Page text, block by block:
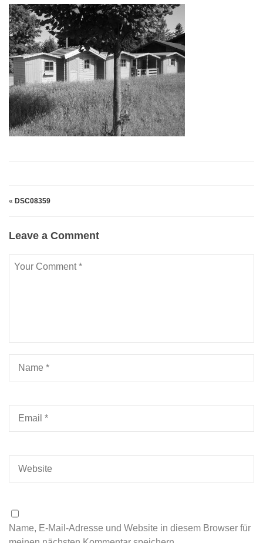
« DSC08359
Leave a Comment
Name, E-Mail-Adresse und Website in diesem Browser für